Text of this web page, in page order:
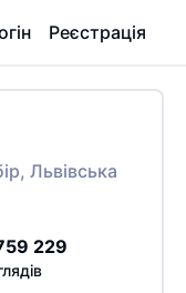
Реєстрація
Львівська
229